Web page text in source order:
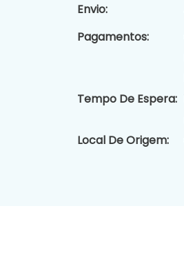
Envio:
Pagamentos:
Tempo De Espera:
Local De Origem: